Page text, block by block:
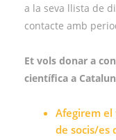
a la seva llista de
contacte amb
Et vols donar a
científica a
Afegirem
de socis/es